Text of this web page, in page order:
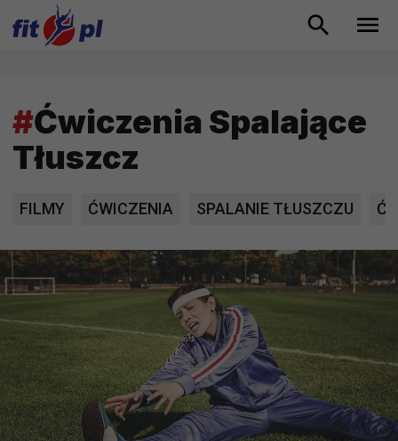
#Ćwiczenia Spalające
Tłuszcz
FILMY ĆWICZENIA SPALANIE TŁUSZCZU